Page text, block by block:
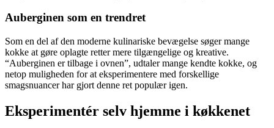
Auberginen som en trendret
Som en del af den moderne kulinariske bevægelse søger mange
kokke at gøre oplagte retter mere tilgængelige og kreative.
“Auberginen er tilbage i ovnen”, udtaler mange kendte kokke, og
netop muligheden for at eksperimentere med forskellige
smagsnuancer har gjort denne ret populær igen.
Eksperimentér selv hjemme i køkkenet